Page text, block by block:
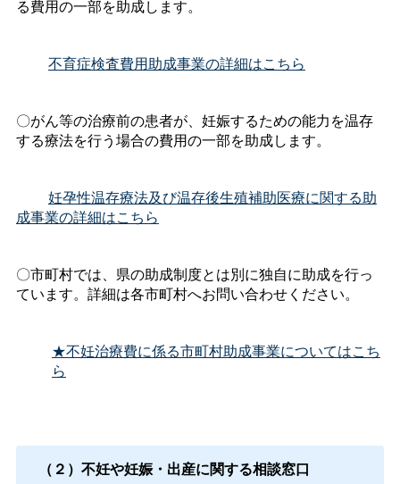
る費用の一部を助成します。
不育症検査費用助成事業の詳細はこちら
〇がん等の治療前の患者が、妊娠するための能力を温存
する療法を行う場合の費用の一部を助成します。
妊孕性温存療法及び温存後生殖補助医療に関する助
成事業の詳細はこちら
〇市町村では、県の助成制度とは別に独自に助成を行っ
ています。詳細は各市町村へお問い合わせください。
★不妊治療費に係る市町村助成事業についてはこち
ら
（２）不妊や妊娠・出産に関する相談窓口